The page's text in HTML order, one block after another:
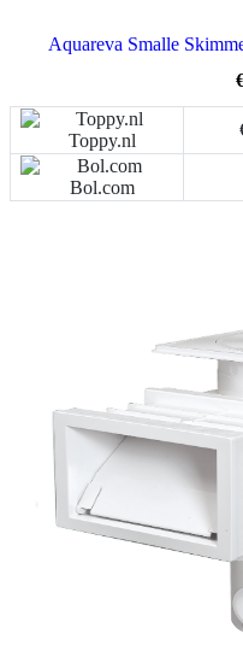
Aquareva Smalle
Toppy.nl
Bol.com